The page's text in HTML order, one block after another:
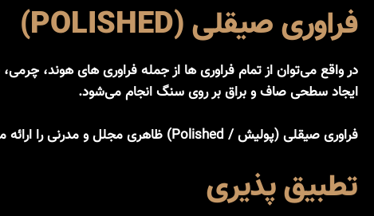
فراوری صیقلی (POLISHED)
در واقع می‌توان از تمام فراوری ها از جمله فراوری های هوند،
ایجاد سطحی صاف و براق بر روی سنگ انجام می‌شود.
فراوری صیقلی (پولیش / Polished) ظاهری مجلل و مدرنی را ارائه می دهند. این سنگ اغلب برای طراحی های داخلی و پروژه های معماری مورد استفاده قرار می‌گیرد.
تطبیق پذیری